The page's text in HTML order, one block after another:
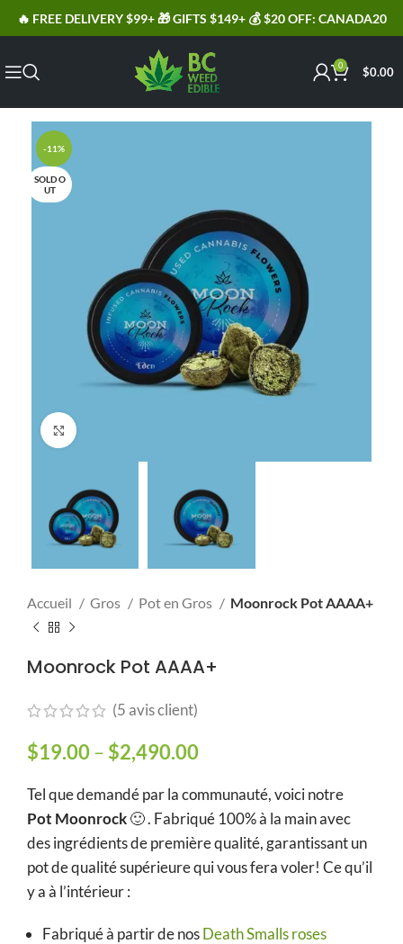
🔥 FREE DELIVERY $99+ 🎁 GIFTS $149+ 💰 $20 OFF: CANADA20
0 $0.00
-11%
SOLD O
UT
Accueil Gros Pot en Gros Moonrock Pot AAAA+
Moonrock Pot AAAA+
(5avis client)
$19.00– $2,490.00
Tel que demandé par la communauté, voici notre
Pot Moonrock🙂 . Fabriqué 100% à la main avec
des ingrédients de première qualité, garantissant un
pot de qualité supérieure qui vous fera voler! Ce qu’il
y a à l’intérieur :
Fabriqué à partir de nosDeath Smalls roses